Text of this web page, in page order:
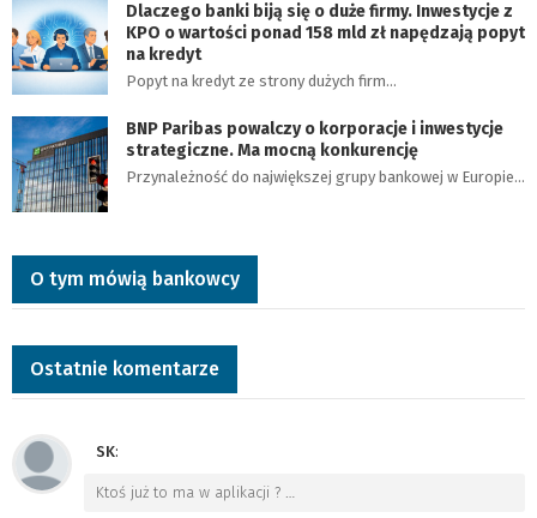
Dlaczego banki biją się o duże firmy. Inwestycje z
KPO o wartości ponad 158 mld zł napędzają popyt
na kredyt
Popyt na kredyt ze strony dużych firm…
BNP Paribas powalczy o korporacje i inwestycje
strategiczne. Ma mocną konkurencję
Przynależność do największej grupy bankowej w Europie…
O tym mówią bankowcy
Ostatnie komentarze
SK:
Ktoś już to ma w aplikacji ? …